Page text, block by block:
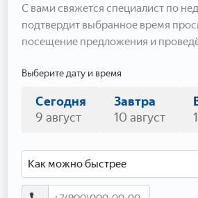
С вами свяжется специалист по
подтвердит выбранное время
посещение предложения и
Выберите дату и время
Сегодня
9 август
Завтра
10 август
Как можно быстрее